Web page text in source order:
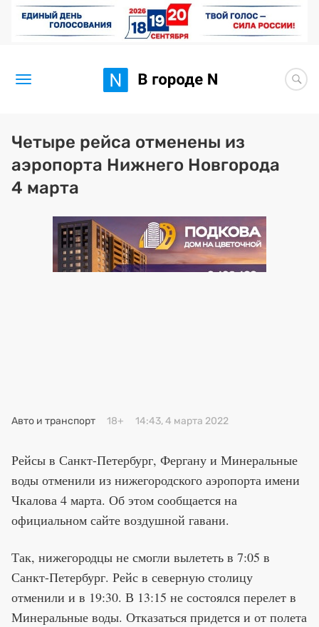
Новости
Статьи
BORЩ
Искусство исцелять
Четыре рейса отменены из
аэропорта Нижнего Новгорода
4 марта
Авто и транспорт 18+ 14:43, 4 марта 2022
Рейсы в Санкт-Петербург, Фергану и Минеральные
воды отменили из нижегородского аэропорта имени
Чкалова 4 марта. Об этом сообщается на
официальном сайте воздушной гавани.
Так, нижегородцы не смогли вылететь в 7:05 в
Санкт-Петербург. Рейс в северную столицу
отменили и в 19:30. В 13:15 не состоялся перелет в
Минеральные воды. Отказаться придется и от полета